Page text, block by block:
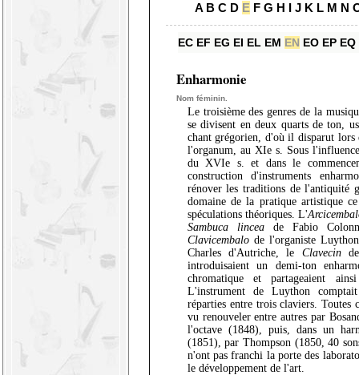
A B C D E F G H I J K L M N
EC EF EG EI EL EM EN EO EP EQ
Enharmonie
Nom féminin.
Le troisième des genres de la
se divisent en deux quarts de ton,
chant grégorien, d'où il disparut lors
l'organum, au XIe s. Sous
du XVIe s. et dans le
construction d'instruments
rénover les traditions de l'antiquité
domaine de la pratique artistique
spéculations théoriques. L'
Sambuca linceade Fabio
Clavicembalode l'organiste
Charles d'Autriche, le Clavecinde
introduisaient un demi-ton
chromatique et partageaient
L'instrument de Luython
réparties entre trois claviers. Toutes
vu renouveler entre autres par
l'octave (1848), puis, dans un
(1851), par Thompson (1850, 40
n'ont pas franchi la porte des
le développement de l'art.